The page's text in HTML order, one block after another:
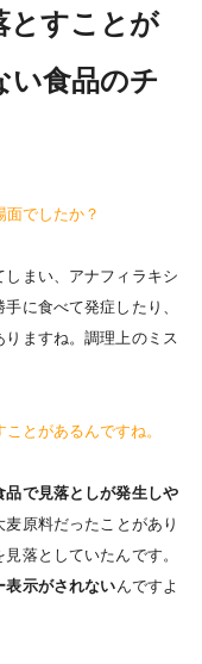
とすことが
い食品のチ
でしたか？
まい、アナフィラキシ
に食べて発症したり、
ますね。調理上のミス
とがあるんですね。
で見落としが発生しや
原料だったことがあり
落としていたんです。
表示がされないんですよ